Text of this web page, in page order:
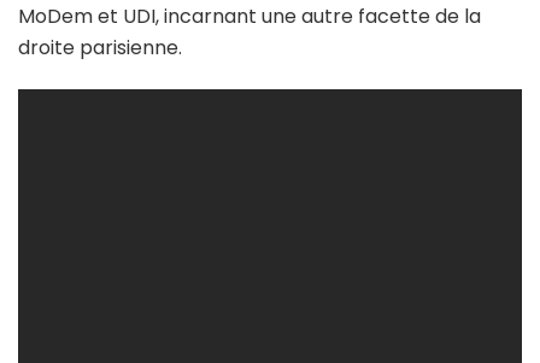
MoDem et UDI, incarnant une autre facette de la
droite parisienne.